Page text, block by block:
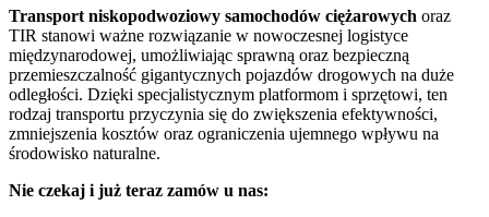
Transport niskopodwoziowy samochodów ciężarowych oraz
TIR stanowi ważne rozwiązanie w nowoczesnej logistyce
międzynarodowej, umożliwiając sprawną oraz bezpieczną
przemieszczalność gigantycznych pojazdów drogowych na duże
odległości. Dzięki specjalistycznym platformom i sprzętowi, ten
rodzaj transportu przyczynia się do zwiększenia efektywności,
zmniejszenia kosztów oraz ograniczenia ujemnego wpływu na
środowisko naturalne.
Nie czekaj i już teraz zamów u nas: